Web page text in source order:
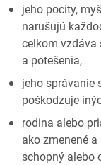
jeho pocity,
narušujú
celkom
a potešenia,
jeho správanie
poškodzuje
rodina alebo
ako zmenené
schopný alebo